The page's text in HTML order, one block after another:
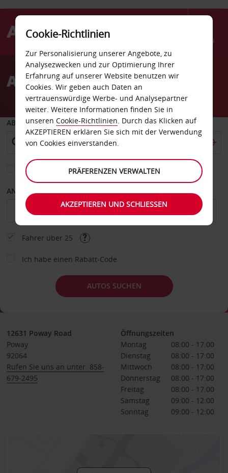
Menü
AvisAutovermietung Poway
ABHOLEN VON
Eine andere Rückgabestation auswählen
ANFANGSDATUM
Fahrer über 25
Ich habe einen Rabatt-Code
AUTOS SUCHEN
12631 Poway Road
Poway
92064
Rufen Sie uns an unter: 858-
679-2495
Öffnungszeiten
Montag
08:00 - 17:00
Dienstag
08:00 - 17:00
Mittwoch
08:00 - 17:00
Donnerstag
08:00 - 17:00
Freitag
08:00 - 17:00
Samstag
09:00 - 12:00
Sonntag
09:00 - 12:00
Cookie-Richtlinien
Zur Personalisierung unserer Angebote, zu
Analysezwecken und zur Optimierung Ihrer
Erfahrung auf unserer Website benutzen wir
Cookies. Wir geben auch Daten an
vertrauenswürdige Werbe- und Analysepartner
weiter. Weitere Informationen finden Sie in
unseren Cookie-Richtlinien. Durch das Klicken auf
AKZEPTIEREN erklären Sie sich mit der Verwendung
von Cookies einverstanden.
PRÄFERENZEN VERWALTEN
AKZEPTIEREN UND SCHLIESSEN